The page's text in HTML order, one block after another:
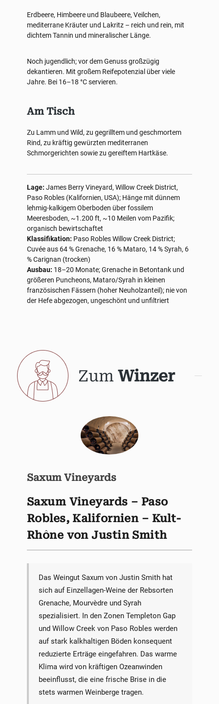
Erdbeere, Himbeere und Blaubeere, Veilchen,
mediterrane Kräuter und Lakritz – reich und rein, mit
dichtem Tannin und mineralischer Länge.
Noch jugendlich; vor dem Genuss großzügig
dekantieren. Mit großem Reifepotenzial über viele
Jahre. Bei 16–18 °C servieren.
Am Tisch
Zu Lamm und Wild, zu gegrilltem und geschmortem
Rind, zu kräftig gewürzten mediterranen
Schmorgerichten sowie zu gereiftem Hartkäse.
Lage: James Berry Vineyard, Willow Creek District,
Paso Robles (Kalifornien, USA); Hänge mit dünnem
lehmig-kalkigem Oberboden über fossilem
Meeresboden, ~1.200 ft, ~10 Meilen vom Pazifik;
organisch bewirtschaftet
Klassifikation: Paso Robles Willow Creek District;
Cuvée aus 64 % Grenache, 16 % Mataro, 14 % Syrah, 6
% Carignan (trocken)
Ausbau: 18–20 Monate; Grenache in Betontank und
größeren Puncheons, Mataro/Syrah in kleinen
französischen Fässern (hoher Neuholzanteil); nie von
der Hefe abgezogen, ungeschönt und unfiltriert
Zum Winzer
Saxum Vineyards
Saxum Vineyards – Paso
Robles, Kalifornien – Kult-
Rhône von Justin Smith
Das Weingut Saxum von Justin Smith hat
sich auf Einzellagen-Weine der Rebsorten
Grenache, Mourvèdre und Syrah
spezialisiert. In den Zonen Templeton Gap
und Willow Creek von Paso Robles werden
auf stark kalkhaltigen Böden konsequent
reduzierte Erträge eingefahren. Das warme
Klima wird von kräftigen Ozeanwinden
beeinflusst, die eine frische Brise in die
stets warmen Weinberge tragen.